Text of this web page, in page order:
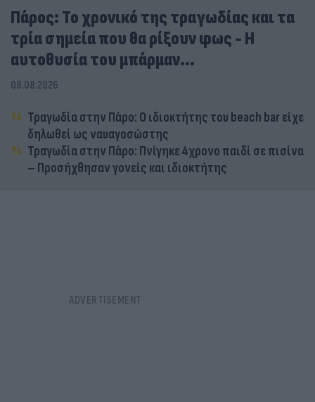
Πάρος: Το χρονικό της τραγωδίας και τα
τρία σημεία που θα ρίξουν φως - Η
αυτοθυσία του μπάρμαν...
08.08.2026
Τραγωδία στην Πάρο: Ο ιδιοκτήτης του beach bar είχε
δηλωθεί ως ναυαγοσώστης
Τραγωδία στην Πάρο: Πνίγηκε 4χρονο παιδί σε πισίνα
– Προσήχθησαν γονείς και ιδιοκτήτης